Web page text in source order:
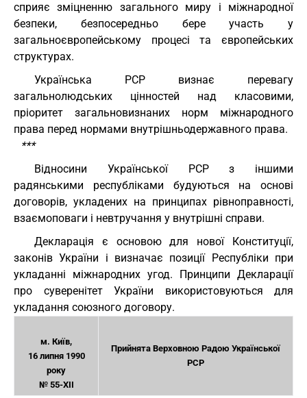
сприяє зміцненню загального миру і міжнародної
безпеки, безпосередньо бере участь у
загальноєвропейському процесі та європейських
структурах.
Українська РСР визнає перевагу
загальнолюдських цінностей над класовими,
пріоритет загальновизнаних норм міжнародного
права перед нормами внутрішньодержавного права.
***
Відносини Української РСР з іншими
радянськими республіками будуються на основі
договорів, укладених на принципах рівноправності,
взаємоповаги і невтручання у внутрішні справи.
Декларація є основою для нової Конституції,
законів України і визначає позиції Республіки при
укладанні міжнародних угод. Принципи Декларації
про суверенітет України використовуються для
укладання союзного договору.
м. Київ,
16 липня 1990
року
№ 55-XII
Прийнята Верховною Радою Української
РСР